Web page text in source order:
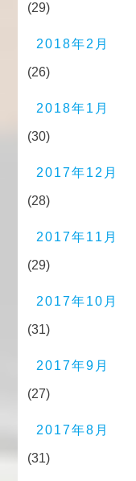
(29)
2018年2月
(26)
2018年1月
(30)
2017年12月
(28)
2017年11月
(29)
2017年10月
(31)
2017年9月
(27)
2017年8月
(31)